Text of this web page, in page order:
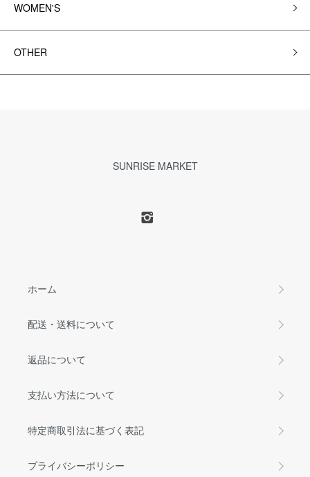
WOMEN'S
OTHER
SUNRISE MARKET
ホーム
配送・送料について
返品について
支払い方法について
特定商取引法に基づく表記
プライバシーポリシー